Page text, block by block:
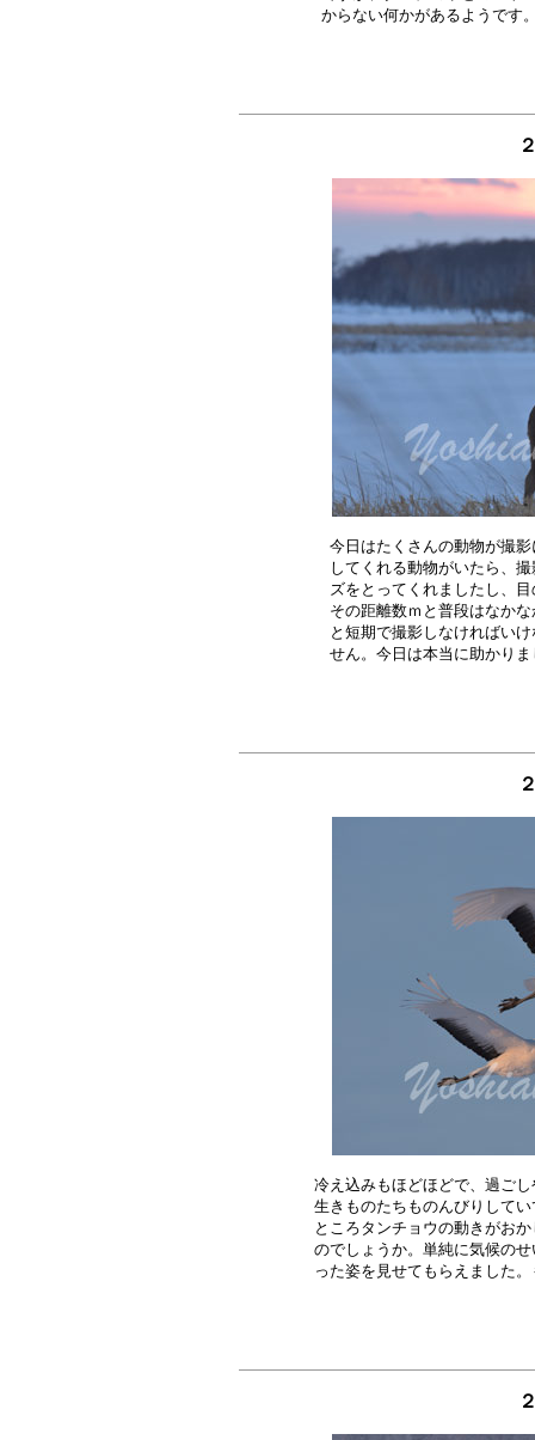
今日はたくさんの動物が撮
してくれる動物がいたら、
ズをとってくれましたし、
その距離数ｍと普段はなか
と短期で撮影しなければい
冷え込みもほどほどで、過ご
生きものたちものんびりして
ところタンチョウの動きがお
のでしょうか。単純に気候の